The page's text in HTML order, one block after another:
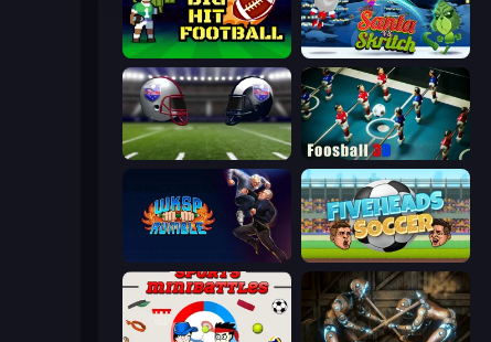
Big Hit Football Santa vs Skritch
4th and Goal 2019 Foosball 3D
Fiveheads Soccer